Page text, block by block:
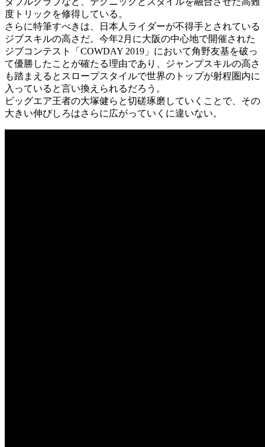
度トリックを修得している。
さらに特筆すべきは、日本人ライダーが不得手とされている
ジブスキルの高さだ。今年2月に大阪の中心地で開催された
ジブコンテスト「COWDAY 2019」において角野友基を破っ
て優勝したことが確たる理由であり、ジャンプスキルの高さ
も踏まえるとスロープスタイルで世界のトップが射程圏内に
入っていると言い換えられるだろう。
ビッグエア王者の大塚健らと切磋琢磨していくことで、その
大きい伸びしろはさらに広がっていくに違いない。